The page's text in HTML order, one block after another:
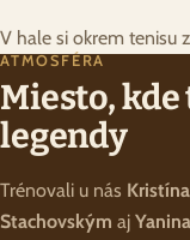
V hale si okrem tenisu
ATMOSFÉRA
Miesto,
legendy
Trénovali u nás
Stachovským aj